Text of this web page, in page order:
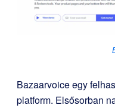
Bazaarvoice egy
platform. Elsősorban